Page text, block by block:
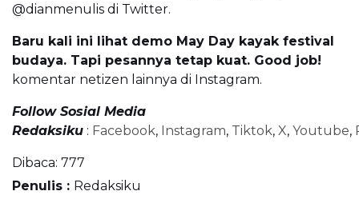
@dianmenulis di Twitter.
Baru kali ini lihat demo May Day kayak festival
budaya. Tapi pesannya tetap kuat. Good job!
komentar netizen lainnya di Instagram.
Follow Sosial Media
Redaksiku : Facebook, Instagram, Tiktok, X, Youtube,
Dibaca: 777
Penulis : Redaksiku